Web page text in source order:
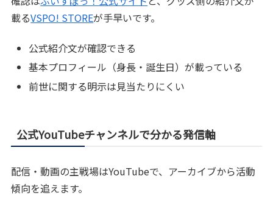
載るVSPO! STOREが手早いです。
公式紹介文が確認できる
基本プロフィール（身長・誕生日）が載っている
前世に関する明示は見当たりにくい
公式YouTubeチャンネルで分かる発信軸
配信・動画の主戦場はYouTubeで、アーカイブから活動
傾向を追えます。